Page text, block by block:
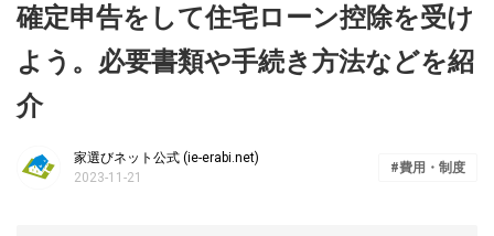
確定申告をして住宅ローン控除を受け
よう。必要書類や手続き方法などを紹
介
家選びネット公式 (ie-erabi.net)
2023-11-21
費用・制度